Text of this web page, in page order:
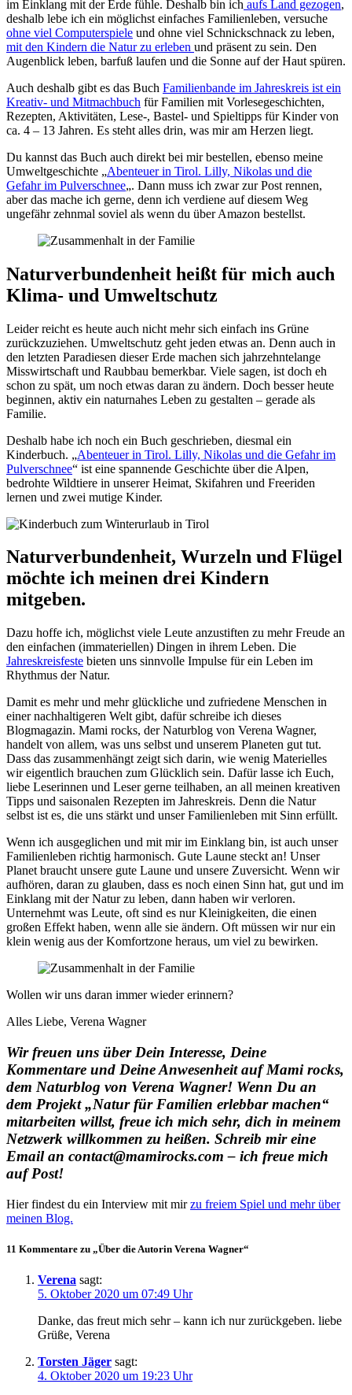
im Einklang mit der Erde fühle. Deshalb bin ich aufs Land gezogen,
deshalb lebe ich ein möglichst einfaches Familienleben, versuche
ohne viel Computerspiele und ohne viel Schnickschnack zu leben,
mit den Kindern die Natur zu erleben und präsent zu sein. Den
Augenblick leben, barfuß laufen und die Sonne auf der Haut spüren.
Auch deshalb gibt es das Buch Familienbande im Jahreskreis ist ein
Kreativ- und Mitmachbuch für Familien mit Vorlesegeschichten,
Rezepten, Aktivitäten, Lese-, Bastel- und Spieltipps für Kinder von
ca. 4 – 13 Jahren. Es steht alles drin, was mir am Herzen liegt.
Du kannst das Buch auch direkt bei mir bestellen, ebenso meine
Umweltgeschichte „Abenteuer in Tirol. Lilly, Nikolas und die
Gefahr im Pulverschnee„. Dann muss ich zwar zur Post rennen,
aber das mache ich gerne, denn ich verdiene auf diesem Weg
ungefähr zehnmal soviel als wenn du über Amazon bestellst.
Naturverbundenheit heißt für mich auch
Klima- und Umweltschutz
Leider reicht es heute auch nicht mehr sich einfach ins Grüne
zurückzuziehen. Umweltschutz geht jeden etwas an. Denn auch in
den letzten Paradiesen dieser Erde machen sich jahrzehntelange
Misswirtschaft und Raubbau bemerkbar. Viele sagen, ist doch eh
schon zu spät, um noch etwas daran zu ändern. Doch besser heute
beginnen, aktiv ein naturnahes Leben zu gestalten – gerade als
Familie.
Deshalb habe ich noch ein Buch geschrieben, diesmal ein
Kinderbuch. „Abenteuer in Tirol. Lilly, Nikolas und die Gefahr im
Pulverschnee“ ist eine spannende Geschichte über die Alpen,
bedrohte Wildtiere in unserer Heimat, Skifahren und Freeriden
lernen und zwei mutige Kinder.
Naturverbundenheit, Wurzeln und Flügel
möchte ich meinen drei Kindern
mitgeben.
Dazu hoffe ich, möglichst viele Leute anzustiften zu mehr Freude an
den einfachen (immateriellen) Dingen in ihrem Leben. Die
Jahreskreisfeste bieten uns sinnvolle Impulse für ein Leben im
Rhythmus der Natur.
Damit es mehr und mehr glückliche und zufriedene Menschen in
einer nachhaltigeren Welt gibt, dafür schreibe ich dieses
Blogmagazin. Mami rocks, der Naturblog von Verena Wagner,
handelt von allem, was uns selbst und unserem Planeten gut tut.
Dass das zusammenhängt zeigt sich darin, wie wenig Materielles
wir eigentlich brauchen zum Glücklich sein. Dafür lasse ich Euch,
liebe Leserinnen und Leser gerne teilhaben, an all meinen kreativen
Tipps und saisonalen Rezepten im Jahreskreis. Denn die Natur
selbst ist es, die uns stärkt und unser Familienleben mit Sinn erfüllt.
Wenn ich ausgeglichen und mit mir im Einklang bin, ist auch unser
Familienleben richtig harmonisch. Gute Laune steckt an! Unser
Planet braucht unsere gute Laune und unsere Zuversicht. Wenn wir
aufhören, daran zu glauben, dass es noch einen Sinn hat, gut und im
Einklang mit der Natur zu leben, dann haben wir verloren.
Unternehmt was Leute, oft sind es nur Kleinigkeiten, die einen
großen Effekt haben, wenn alle sie ändern. Oft müssen wir nur ein
klein wenig aus der Komfortzone heraus, um viel zu bewirken.
Wollen wir uns daran immer wieder erinnern?
Alles Liebe, Verena Wagner
Wir freuen uns über Dein Interesse, Deine
Kommentare und Deine Anwesenheit auf Mami rocks,
dem Naturblog von Verena Wagner! Wenn Du an
dem Projekt „Natur für Familien erlebbar machen“
mitarbeiten willst, freue ich mich sehr, dich in meinem
Netzwerk willkommen zu heißen. Schreib mir eine
Email an contact@mamirocks.com – ich freue mich
auf Post!
Hier findest du ein Interview mit mirzu freiem Spiel und mehr über
meinen Blog.
11 Kommentare zu „Über die Autorin Verena Wagner“
Verena sagt:
5. Oktober 2020 um 07:49 Uhr
Danke, das freut mich sehr – kann ich nur zurückgeben. liebe
Grüße, Verena
Torsten Jäger sagt:
4. Oktober 2020 um 19:23 Uhr